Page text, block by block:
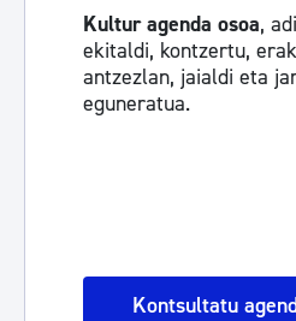
Kultur agenda osoa,
ekitaldi, kontzertu,
antzezlan, jaialdi eta
eguneratua.
Kontsultatu